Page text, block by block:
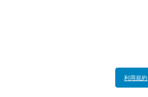
利用規約